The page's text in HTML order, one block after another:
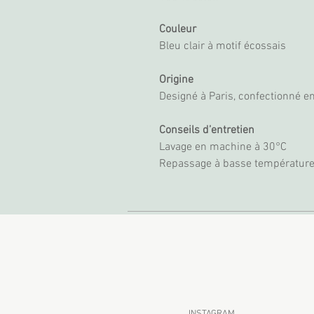
Couleur
Bleu clair à motif écossais
Origine
Designé à Paris, confectionné
Conseils d’entretien
Lavage en machine à 30°C
Repassage à basse température